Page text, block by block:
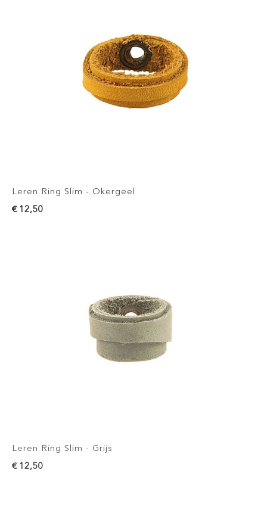
Leren Ring Slim - Okergeel
€ 12,50
Leren Ring Slim - Grijs
€ 12,50